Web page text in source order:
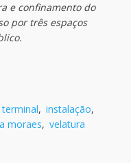
e confinamento do
por três espaços
, instalação,
moraes, velatura